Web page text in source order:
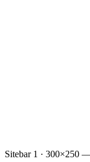
Sitebar 1 · 300×250